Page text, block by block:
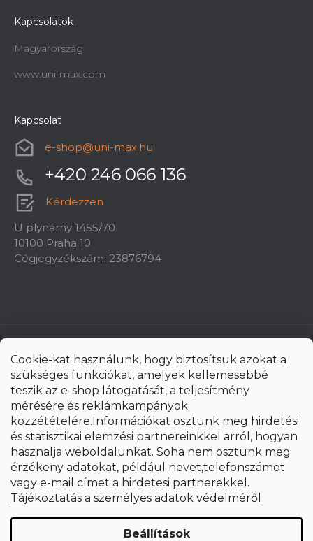
Cookie-kat használunk, hogy biztosítsuk azokat a
szükséges funkciókat, amelyek kellemesebbé
teszik az e-shop látogatását, a teljesítmény
mérésére és reklámkampányok
közzétételére.Információkat osztunk meg hirdetési
és statisztikai elemzési partnereinkkel arról, hogyan
hasznalja weboldalunkat. Soha nem osztunk meg
érzékeny adatokat, például nevet,telefonszámot
vagy e-mail címet a hirdetesi partnerekkel.
Tájékoztatás a személyes adatok védelméről
Beállítások
Kapcsolatok
Magyarország
www.uni-max.com
Kapcsolat
e-shop@uni-max.hu
+420 246 066 136
Kérdezzen
U plynárny 1455/70
10100 Praha 10
Cégjegyzékszám: 23876794
Shoptet Premium készítette
beállítások szerkesztése